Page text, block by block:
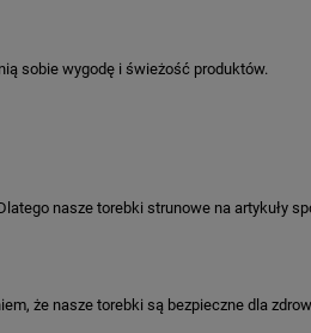
sobie wygodę i świeżość produktów.
nasze torebki strunowe na artykuły
że nasze torebki są bezpieczne dla